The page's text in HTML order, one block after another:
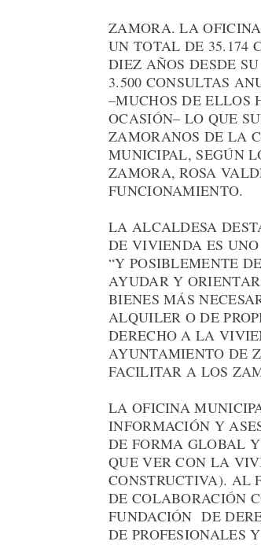
ZAMORA. LA
UN TOTAL DE 35.174
DIEZ AÑOS DESDE
3.500 CONSULTAS
–MUCHOS DE ELLOS
OCASIÓN– LO QUE
ZAMORANOS DE LA
MUNICIPAL, SEGÚN
ZAMORA, ROSA
FUNCIONAMIENTO.
LA ALCALDESA
DE VIVIENDA ES
“Y POSIBLEMENTE
AYUDAR Y
BIENES MÁS
ALQUILER O DE
DERECHO A LA
AYUNTAMIENTO DE
FACILITAR A LOS
LA OFICINA
INFORMACIÓN Y
DE FORMA GLOBAL
QUE VER CON LA
CONSTRUCTIVA). AL
DE COLABORACIÓN
FUNDACIÓN DE
DE PROFESIONALES